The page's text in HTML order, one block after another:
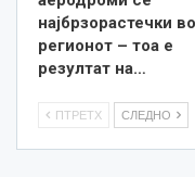
најбрзорастечки во
регионот – тоа е
резултат на…
ПТРЕТХ СЛЕДНО